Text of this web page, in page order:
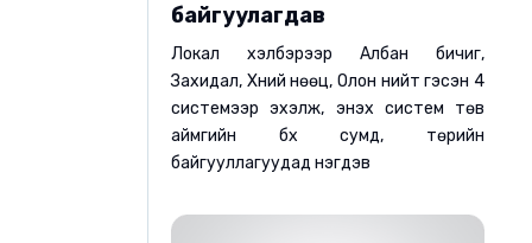
байгуулагдав
Локал хэлбэрээр Албан бичиг,
Захидал, Хүний нөөц, Олон нийт гэсэн 4
системээр эхэлж, энэхүү систем төв
аймгийн бүх сумд, төрийн
байгууллагуудад нэгдэв